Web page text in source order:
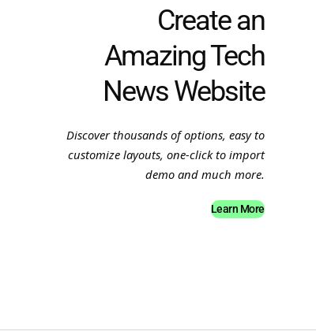
Create an
Amazing Tech
News Website
Discover thousands of options, easy to
customize layouts, one-click to import
demo and much more.
Learn More